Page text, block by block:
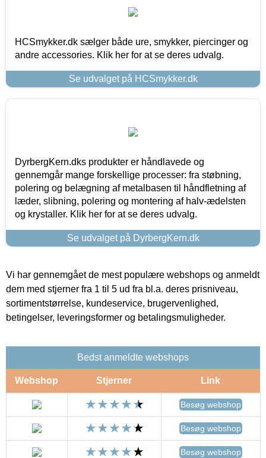
HCSmykker.dk sælger både ure, smykker, piercinger og
andre accessories. Klik her for at se deres udvalg.
Se udvalget på HCSmykker.dk
DyrbergKern.dks produkter er håndlavede og
gennemgår mange forskellige processer: fra støbning,
polering og belægning af metalbasen til håndfletning af
læder, slibning, polering og montering af halv-ædelsten
og krystaller. Klik her for at se deres udvalg.
Se udvalget på DyrbergKern.dk
Vi har gennemgået de mest populære webshops og anmeldt
dem med stjerner fra 1 til 5 ud fra bl.a. deres prisniveau,
sortimentstørrelse, kundeservice, brugervenlighed,
betingelser, leveringsformer og betalingsmuligheder.
Bedst anmeldte webshops
Webshop Stjerner Link
Besøg webshop
Besøg webshop
Besøg webshop